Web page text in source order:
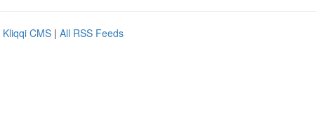
Kliqqi CMS | All RSS Feeds